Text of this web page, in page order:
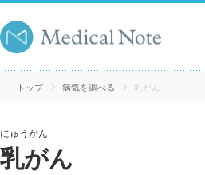
トップ 病気を調べる 乳がん
にゅうがん
乳がん